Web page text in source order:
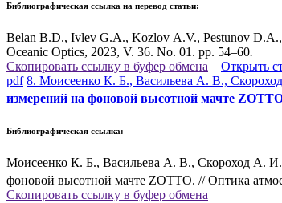
Библиографическая ссылка на перевод статьи:
Belan B.D., Ivlev G.A., Kozlov A.V., Pestunov D.A.,
Oceanic Optics, 2023, V. 36. No. 01. pp. 54–60.
Скопировать ссылку в буфер обмена
Открыть
pdf 8. Моисеенко К. Б., Васильева А. В.,
измерений на фоновой высотной мачте
Библиографическая ссылка:
Моисеенко К. Б., Васильева А. В., Скороход А.
фоновой высотной мачте ZOTTO. // Оптика
Скопировать ссылку в буфер обмена